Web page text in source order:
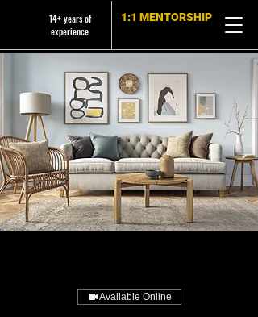
14+ years of
experience
1:1 MENTORSHIP
Available Online